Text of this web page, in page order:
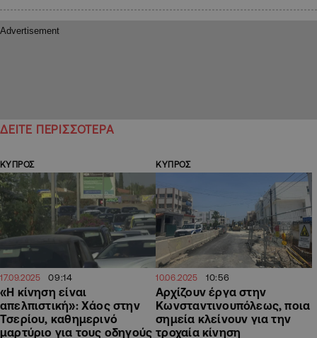
ΔΕΙΤΕ ΠΕΡΙΣΣΟΤΕΡΑ
ΚΥΠΡΟΣ
17.09.2025 09:14
«Η κίνηση είναι
απελπιστική»: Χάος στην
Τσερίου, καθημερινό
μαρτύριο για τους οδηγούς
ΚΥΠΡΟΣ
10.06.2025 10:56
Αρχίζουν έργα στην
Κωνσταντινουπόλεως, ποια
σημεία κλείνουν για την
τροχαία κίνηση